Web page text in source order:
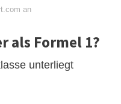
an
als Formel 1?
unterliegt